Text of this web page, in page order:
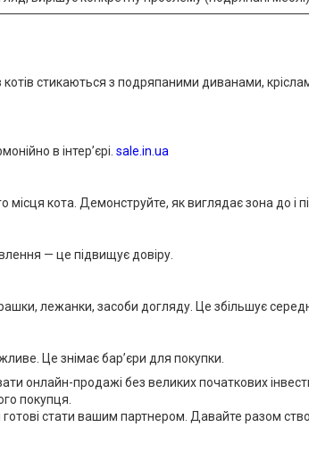
котів стикаються з подряпаними диванами,
в інтер’єрі. sale.in.ua
місця кота. Демонструйте, як виглядає зона до і
— це підвищує довіру.
лежанки, засоби догляду. Це збільшує
Це знімає бар’єри для покупки.
онлайн-продажі без великих початкових
покупця.
стати вашим партнером. Давайте разом